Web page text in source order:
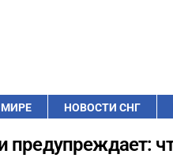
МИРЕ НОВОСТИ СНГ
предупреждает: